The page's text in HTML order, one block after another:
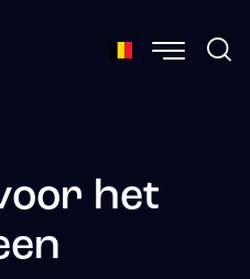
het